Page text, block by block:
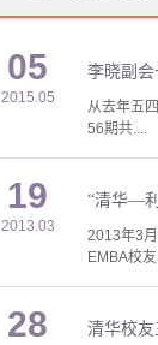
05
2015.05
李晓副会
从去年五
56期共....
19
2013.03
“清华—
2013年3
EMBA校
28 清华校